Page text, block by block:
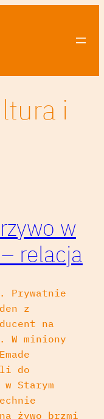
i
w
relacja
Prywatnie
z
na
W miniony
do
Starym
żywo brzmi